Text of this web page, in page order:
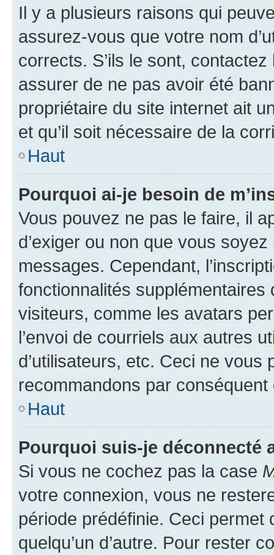
Il y a plusieurs raisons qui
assurez-vous que votre nom
corrects. S’ils le sont,
assurer de ne pas avoir été
propriétaire du site internet ait
et qu’il soit nécessaire de la
Haut
Pourquoi ai-je besoin de
Vous pouvez ne pas le faire, il
d’exiger ou non que vous
messages. Cependant,
fonctionnalités
visiteurs, comme les avatars
l’envoi de courriels aux autres
d’utilisateurs, etc. Ceci ne vous
recommandons par conséquent
Haut
Pourquoi suis-je déconnecté
Si vous ne cochez pas la case
votre connexion, vous ne
période prédéfinie. Ceci permet
quelqu’un d’autre. Pour rester